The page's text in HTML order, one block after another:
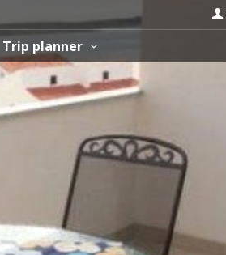
Trip planner